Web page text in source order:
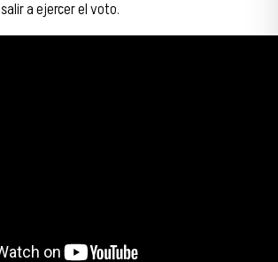
a ejercer el voto.